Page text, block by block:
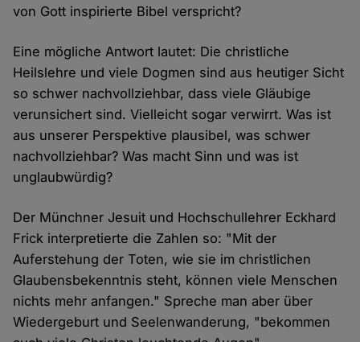
von Gott inspirierte Bibel verspricht?
Eine mögliche Antwort lautet: Die christliche
Heilslehre und viele Dogmen sind aus heutiger Sicht
so schwer nachvollziehbar, dass viele Gläubige
verunsichert sind. Vielleicht sogar verwirrt. Was ist
aus unserer Perspektive plausibel, was schwer
nachvollziehbar? Was macht Sinn und was ist
unglaubwürdig?
Der Münchner Jesuit und Hochschullehrer Eckhard
Frick interpretierte die Zahlen so: "Mit der
Auferstehung der Toten, wie sie im christlichen
Glaubensbekenntnis steht, können viele Menschen
nichts mehr anfangen." Spreche man aber über
Wiedergeburt und Seelenwanderung, "bekommen